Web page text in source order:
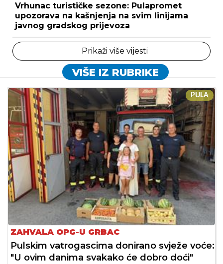
Vrhunac turističke sezone: Pulapromet
upozorava na kašnjenja na svim linijama
javnog gradskog prijevoza
Prikaži više vijesti
VIŠE IZ RUBRIKE
PULA
ZAHVALA OPG-U GRBAC
Pulskim vatrogascima donirano svježe voće:
"U ovim danima svakako će dobro doći"